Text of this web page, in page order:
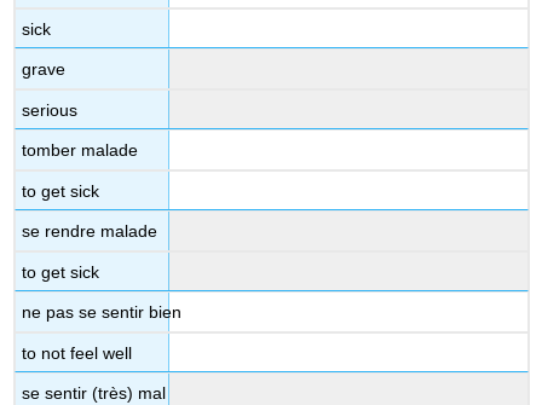
la
pharmacie
Expressions
imagées
avec
avoir
sick
grave
serious
tomber malade
to get sick
se rendre malade
to get sick
ne pas se sentir bien
to not feel well
se sentir (très) mal